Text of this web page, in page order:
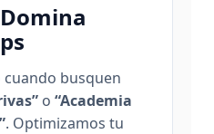
busquen
o “Academia
. Optimizamos tu